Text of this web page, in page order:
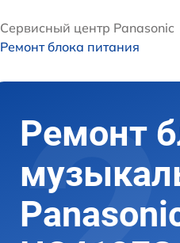
Сервисный центр Panasonic
Ремонт блока питания
Ремонт